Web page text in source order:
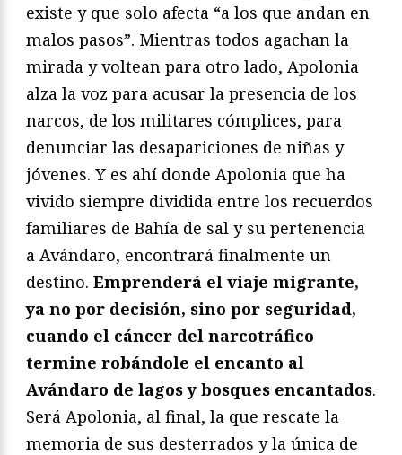
existe y que solo afecta “a los que andan en
malos pasos”. Mientras todos agachan la
mirada y voltean para otro lado, Apolonia
alza la voz para acusar la presencia de los
narcos, de los militares cómplices, para
denunciar las desapariciones de niñas y
jóvenes. Y es ahí donde Apolonia que ha
vivido siempre dividida entre los recuerdos
familiares de Bahía de sal y su pertenencia
a Avándaro, encontrará finalmente un
destino. Emprenderá el viaje migrante,
ya no por decisión, sino por seguridad,
cuando el cáncer del narcotráfico
termine robándole el encanto al
Avándaro de lagos y bosques encantados.
Será Apolonia, al final, la que rescate la
memoria de sus desterrados y la única de